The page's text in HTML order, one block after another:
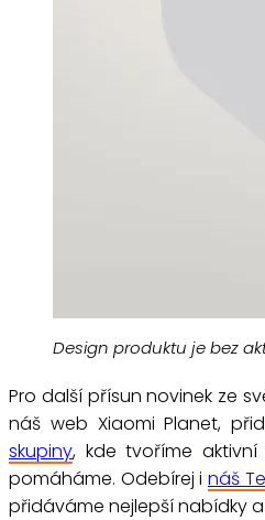
Design produktu je bez
Pro další přísun novinek ze
náš web Xiaomi Planet,
skupiny, kde tvoříme
pomáháme. Odebírej i náš
přidáváme nejlepší nabídky